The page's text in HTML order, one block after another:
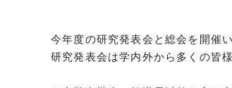
取材・撮影依頼
メディア出演・掲載
今年度の研究発表会と総会を開催
研究発表会は学内外から多くの皆